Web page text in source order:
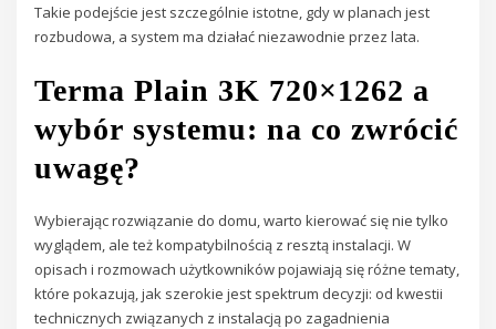
Takie podejście jest szczególnie istotne, gdy w planach jest
rozbudowa, a system ma działać niezawodnie przez lata.
Terma Plain 3K 720×1262 a
wybór systemu: na co zwrócić
uwagę?
Wybierając rozwiązanie do domu, warto kierować się nie tylko
wyglądem, ale też kompatybilnością z resztą instalacji. W
opisach i rozmowach użytkowników pojawiają się różne tematy,
które pokazują, jak szerokie jest spektrum decyzji: od kwestii
technicznych związanych z instalacją po zagadnienia